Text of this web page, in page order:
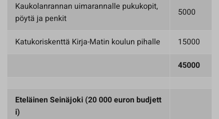
Kaukolanrannan uimarannalle pukukopit,
pöytä ja penkit
5000
Katukoriskenttä Kirja-Matin koulun pihalle
15000
45000
Eteläinen Seinäjoki (20 000 euron budjett
i)